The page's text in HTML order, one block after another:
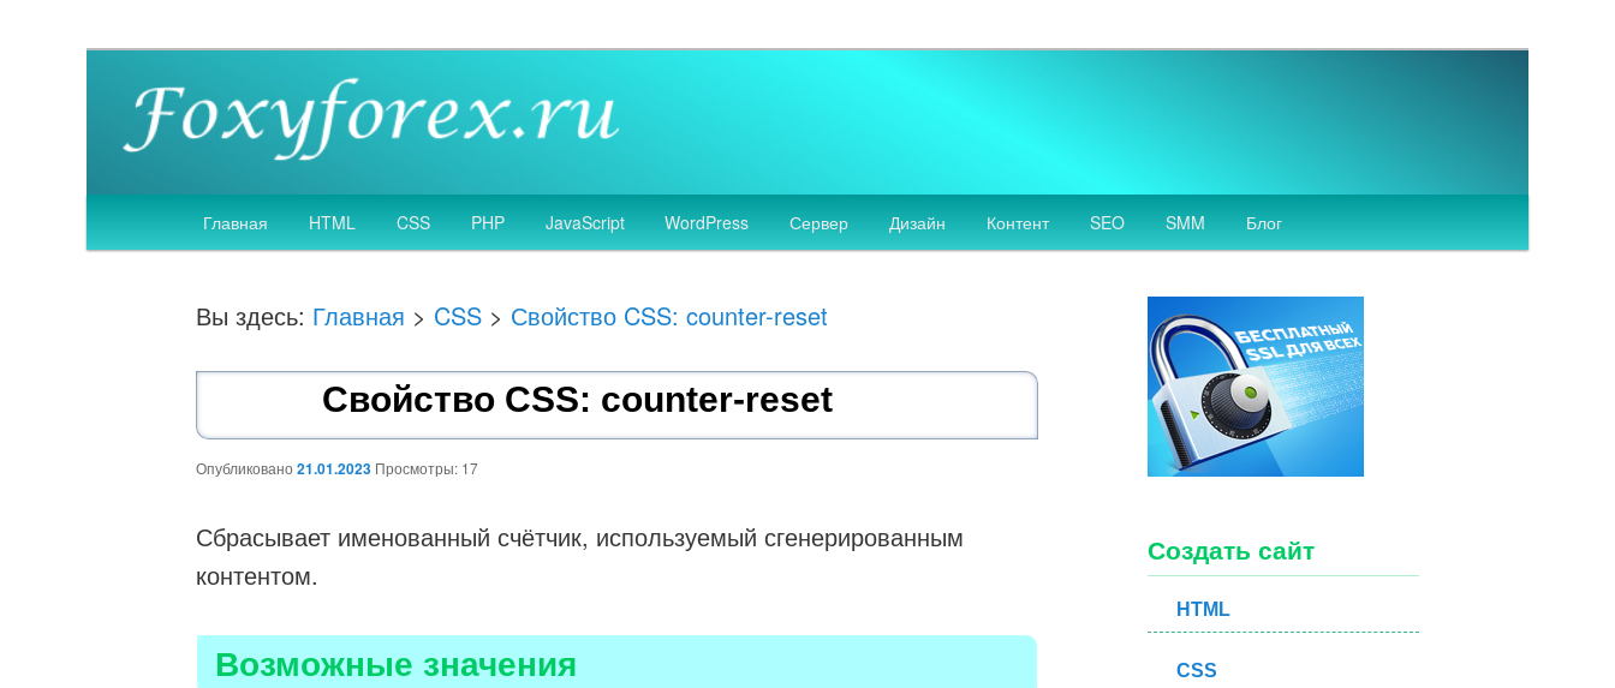
Веб дизайн и разработка сайтов
меню
Перейти
к
основному
содержимому
Главная HTML CSS PHP JavaScript WordPress Сервер Дизайн Контент SEO SMM Блог
Вы здесь: Главная > CSS > Свойство CSS: counter-reset
Свойство CSS: counter-reset
Опубликовано21.01.2023 Просмотры: 17
Сбрасывает именованный счётчик, используемый сгенерированным
контентом.
Возможные значения
Создать сайт
HTML
CSS